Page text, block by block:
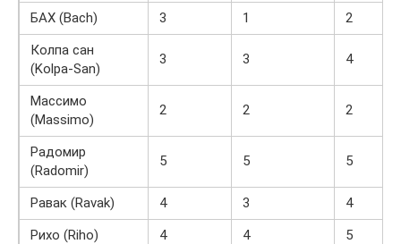
БАХ (Bach)
3 1
2
Колпа сан
(Kolpa-San)
3 3 4
Массимо
(Massimo)
2 2 2
Радомир
(Radomir)
5 5 5
Равак (Ravak) 4 3
4
Рихо (Riho)
4 4
5